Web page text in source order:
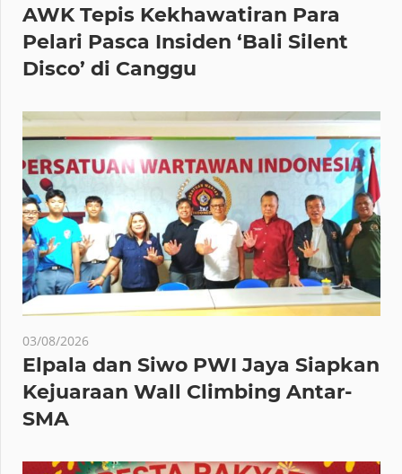
AWK Tepis Kekhawatiran Para
Pelari Pasca Insiden ‘Bali Silent
Disco’ di Canggu
03/08/2026
Elpala dan Siwo PWI Jaya Siapkan
Kejuaraan Wall Climbing Antar-
SMA